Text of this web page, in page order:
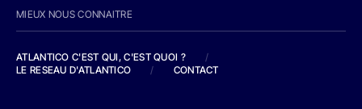
MIEUX NOUS CONNAITRE
ATLANTICO C'EST QUI, C'EST QUOI ?
/
LE RESEAU D'ATLANTICO
/ CONTACT